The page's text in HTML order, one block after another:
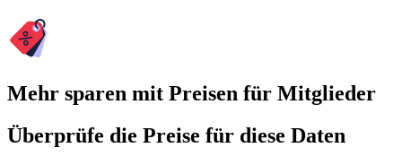
Mehr sparen mit Preisen für Mitglieder
Überprüfe die Preise für diese Daten